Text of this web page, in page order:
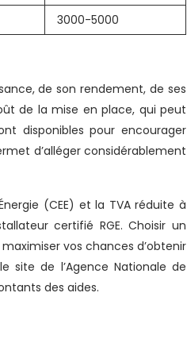
3000-5000
de son rendement, de ses
de la mise en place, qui peut
disponibles pour encourager
d’alléger considérablement
(CEE) et la TVA réduite à
certifié RGE. Choisir un
vos chances d’obtenir
site de l’Agence Nationale de
des aides.